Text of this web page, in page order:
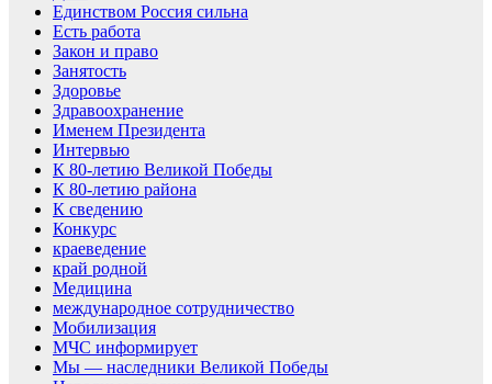
Единством Россия сильна
Есть работа
Закон и право
Занятость
Здоровье
Здравоохранение
Именем Президента
Интервью
К 80-летию Великой Победы
К 80-летию района
К сведению
Конкурс
краеведение
край родной
Медицина
международное сотрудничество
Мобилизация
МЧС информирует
Мы — наследники Великой Победы